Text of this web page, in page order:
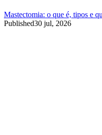
Mastectomia: o que é, tipos e
Published30 jul, 2026